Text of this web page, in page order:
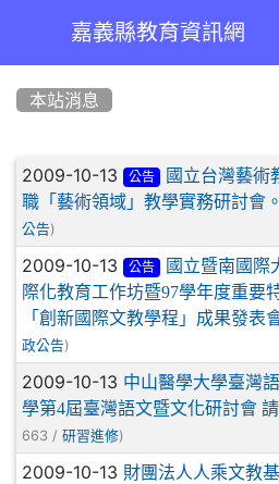
嘉義縣教育資訊網
本站消息
文章列表
2009-10-13 公告
國立台灣藝術
職「藝術領域」教學實務研討會。
公告)
2009-10-13 公告
國立暨南國際
際化教育工作坊暨97學年度重要
「創新國際文教學程」成果發表
政公告)
2009-10-13 中山醫學大學臺灣
學第4屆臺灣語文暨文化研討會
663 / 研習進修)
2009-10-13 財團法人人乘文教